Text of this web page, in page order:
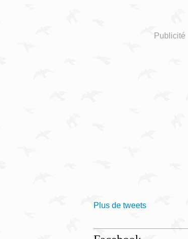
Publicité
Plus de tweets